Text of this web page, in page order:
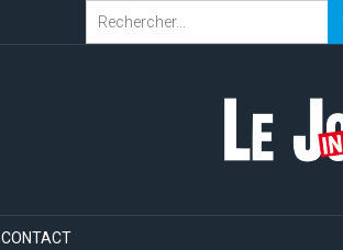
CONTACT